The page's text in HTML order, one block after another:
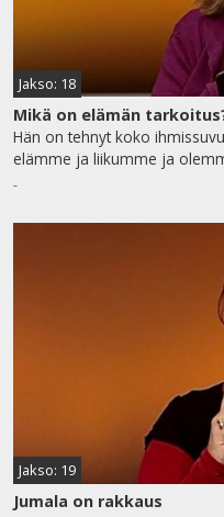
Jakso: 18
Mikä on elämän
Hän on tehnyt koko
elämme ja liikumme ja
-
Jakso: 19
Jumala on rakkaus